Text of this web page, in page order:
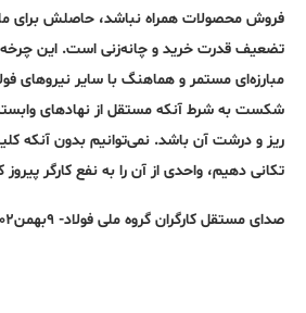
فروش محصولات همراه نباشد، حاصلش برای
تضعیف قدرت خرید و چانه‌زنی ‌است. این
مبارزه‌ای مستمر و هماهنگ با سایر نیروهای
شکست به شرط آنکه مستقل از نهادهای
ریز و درشت آن باشد. نمی‌توانیم بدون آنکه
تکانی دهیم، واحدی از آن را به نفع کارگر پیروز
صدای مستقل کارگران گروه ملی فولاد- ۹بهمن۱۴۰۲